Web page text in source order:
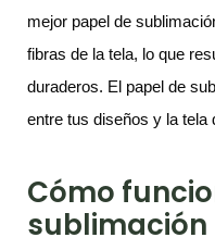
mejor papel de
fibras de la tela, lo que
duraderos. El papel de
entre tus diseños y la tela
Cómo
sublimación